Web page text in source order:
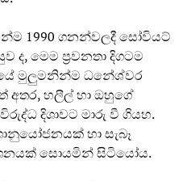
1990 ගනන්වලදී සෝවියට්
ද, මෙම ප්‍රවනතා දිගටම
මුලුමනින්ම ධනේශ්වර
අතර, හලීල් හා ඔහුගේ
දිශාවට මාරු වී ගියහ.
හා සැබෑ
සොයමින් සිටියෝය.